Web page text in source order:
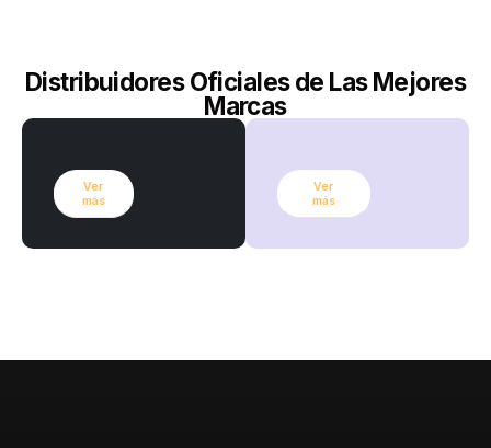
Distribuidores Oficiales de Las Mejores
Marcas
Ver
más
Ver
más